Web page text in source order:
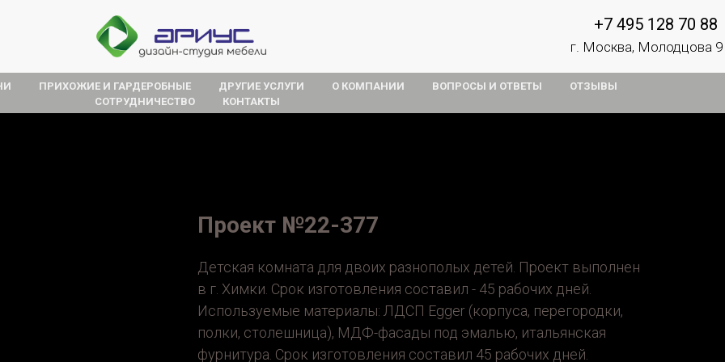
+7 495 128 70 88
г. Москва, Молодцова 9
ПРИХОЖИЕ И ГАРДЕРОБНЫЕ ДРУГИЕ УСЛУГИ О КОМПАНИИ ВОПРОСЫ И ОТВЕТЫ
ОТЗЫВЫ
СОТРУДНИЧЕСТВО
КОНТАКТЫ
Проект №22-377
Детская комната для двоих разнополых детей. Проект выполнен
в г. Химки. Срок изготовления составил - 45 рабочих дней.
Используемые материалы: ЛДСП Egger (корпуса, перегородки,
полки, столешница), МДФ-фасады под эмалью, итальянская
фурнитура. Срок изготовления составил 45 рабочих дней.